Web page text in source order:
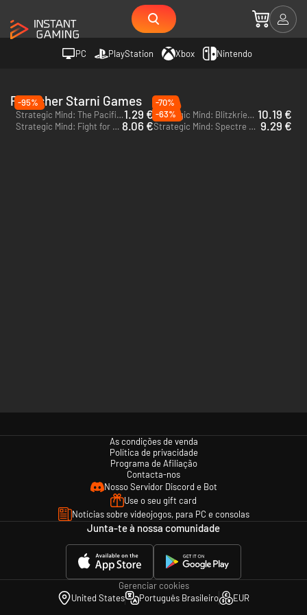
PC PlayStation Xbox Nintendo
Publisher Starni Games
-95%
Strategic Mind: The Pacific - PC (Steam)1.29 €
-70%
Strategic Mind: Blitzkrieg - PC (Steam) 10.19 €
Strategic Mind: Fight for Freedom - PC (Steam) 8.06 €
-63%
Strategic Mind: Spectre of Communism - PC (Steam) 9.29 €
As condições de venda
Política de privacidade
Programa de Afiliação
Contacta-nos
Nosso Servidor Discord e Bot
Use o seu gift card
Notícias sobre videojogos, para PC e consolas
Junta-te à nossa comunidade
Gerenciar cookies
United States
Português Brasileiro EUR